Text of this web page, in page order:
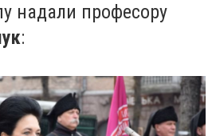
надали професору
: